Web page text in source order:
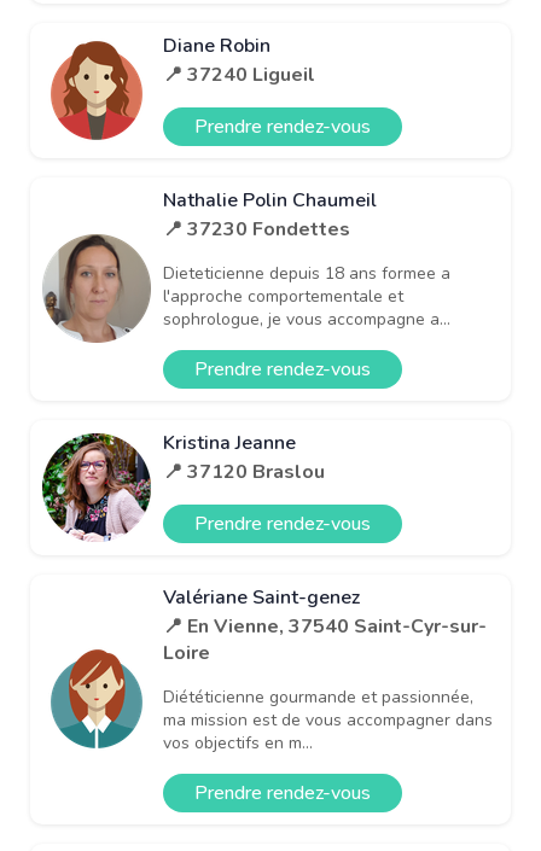
Diane Robin
📍 37240 Ligueil
Prendre rendez-vous
Nathalie Polin Chaumeil
📍 37230 Fondettes
Dieteticienne depuis 18 ans formee a
l'approche comportementale et
sophrologue, je vous accompagne a...
Prendre rendez-vous
Kristina Jeanne
📍 37120 Braslou
Prendre rendez-vous
Valériane Saint-genez
📍 En Vienne, 37540 Saint-Cyr-sur-
Loire
Diététicienne gourmande et passionnée,
ma mission est de vous accompagner dans
vos objectifs en m...
Prendre rendez-vous